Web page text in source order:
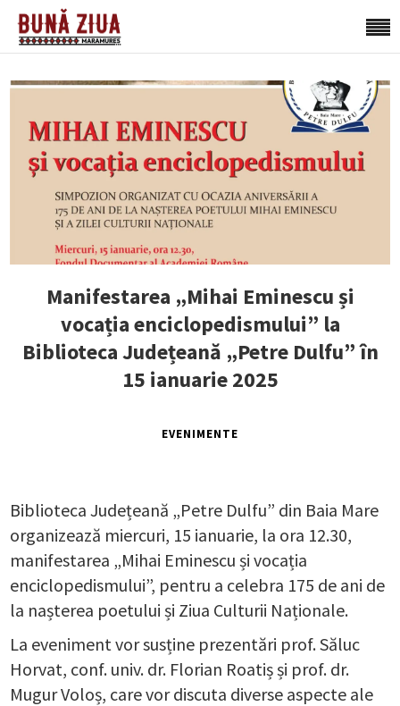
Manifestarea „Mihai Eminescu și
vocația enciclopedismului” la
Biblioteca Județeană „Petre Dulfu” în
15 ianuarie 2025
EVENIMENTE
Biblioteca Județeană „Petre Dulfu” din Baia Mare
organizează miercuri, 15 ianuarie, la ora 12.30,
manifestarea „Mihai Eminescu și vocația
enciclopedismului”, pentru a celebra 175 de ani de
la nașterea poetului și Ziua Culturii Naționale.
La eveniment vor susține prezentări prof. Săluc
Horvat, conf. univ. dr. Florian Roatiș și prof. dr.
Mugur Voloș, care vor discuta diverse aspecte ale